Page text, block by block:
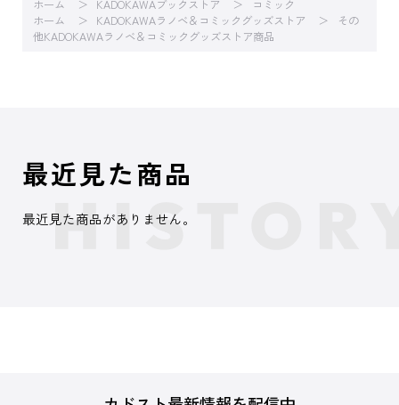
ホーム KADOKAWAブックストア
コミック
ホーム
KADOKAWAラノベ＆コミックグッズストア
その
他KADOKAWAラノベ＆コミックグッズストア商品
最近見た商品
最近見た商品がありません。